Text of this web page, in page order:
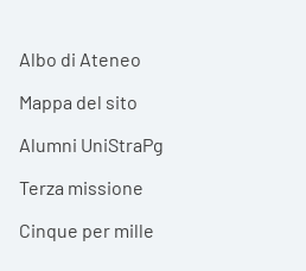
Albo di Ateneo
Mappa del sito
Alumni UniStraPg
Terza missione
Cinque per mille